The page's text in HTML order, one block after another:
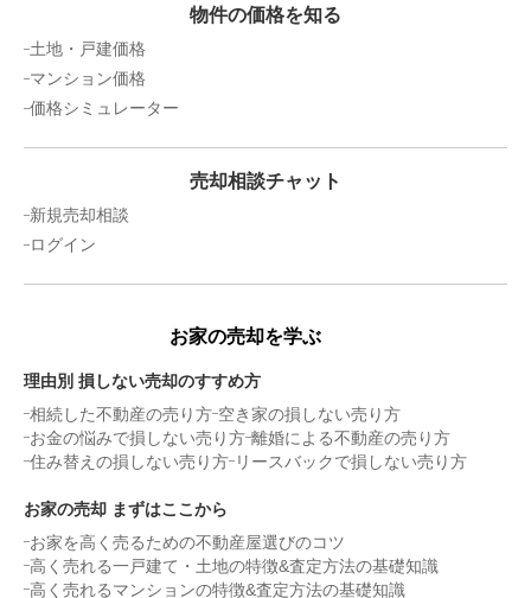
物件の価格を知る
土地・戸建価格
マンション価格
価格シミュレーター
売却相談チャット
新規売却相談
ログイン
お家の売却を学ぶ
理由別 損しない売却のすすめ方
相続した不動産の売り方 空き家の損しない売り方
お金の悩みで損しない売り方 離婚による不動産の売り方
住み替えの損しない売り方 リースバックで損しない売り方
お家の売却 まずはここから
お家を高く売るための不動産屋選びのコツ
高く売れる一戸建て・土地の特徴&査定方法の基礎知識
高く売れるマンションの特徴&査定方法の基礎知識